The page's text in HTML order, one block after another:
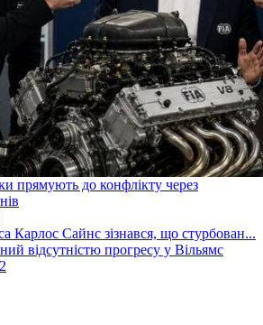
прямують до конфлікту через
відсутністю прогресу у Вільямс